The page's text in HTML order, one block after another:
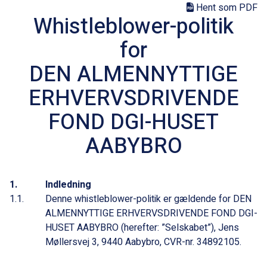
Hent som PDF
Whistleblower-politik
for
DEN ALMENNYTTIGE
ERHVERVSDRIVENDE
FOND DGI-HUSET
AABYBRO
Indledning
Denne whistleblower-politik er gældende for DEN
ALMENNYTTIGE ERHVERVSDRIVENDE FOND DGI-
HUSET AABYBRO(herefter: ”Selskabet”),Jens
Møllersvej 3, 9440 Aabybro, CVR-nr. 34892105.